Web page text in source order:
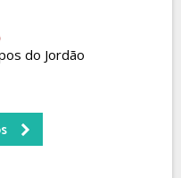
do Jordão